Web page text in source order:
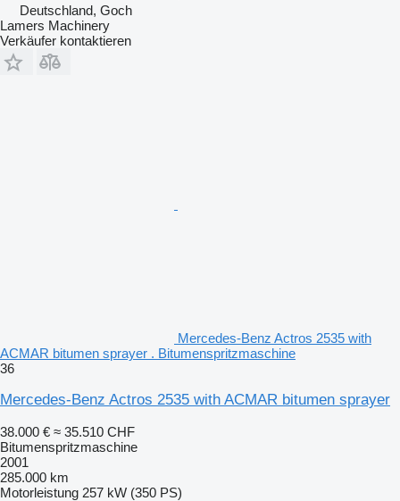
Deutschland, Goch
Lamers Machinery
Verkäufer kontaktieren
Mercedes-Benz Actros 2535 with
ACMAR bitumen sprayer . Bitumenspritzmaschine
36
Mercedes-Benz Actros 2535 with ACMAR bitumen sprayer
38.000 € ≈ 35.510 CHF
Bitumenspritzmaschine
2001
285.000 km
Motorleistung 257 kW (350 PS)